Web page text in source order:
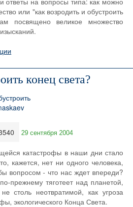
или "как возродить и обустроить
посвящено великое множество
конец света?
29 сентября 2004
катастрофы в наши дни стало
кажется, нет ни одного человека,
вопросом - что нас ждет впереди?
прежнему тяготеет над планетой,
столь неотвратимой, как угроза
экологического Конца Света.